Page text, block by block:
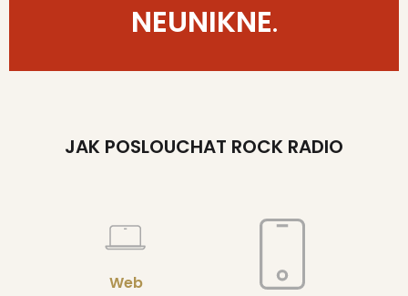
NEUNIKNE.
JAK POSLOUCHAT ROCK RADIO
Web